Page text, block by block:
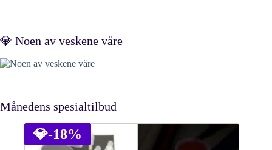
💎 Noen av veskene våre
Månedens spesialtilbud
💎-18%